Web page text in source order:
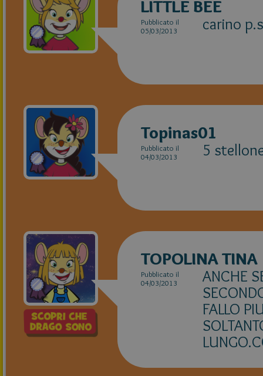
LITTLE BEE
Pubblicato il
05/03/2013
carino
Topinas01
Pubblicato il
04/03/2013
5
TOPOLINA TINA
Pubblicato il
04/03/2013
ANCHE
FALLO